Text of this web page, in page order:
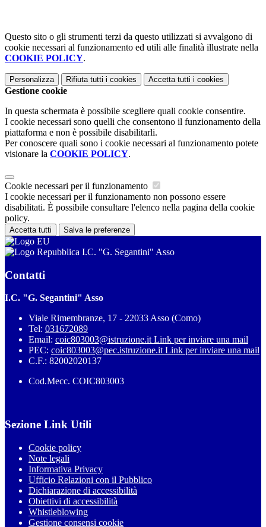
Questo sito o gli strumenti terzi da questo utilizzati si avvalgono di
cookie necessari al funzionamento ed utili alle finalità illustrate nella
COOKIE POLICY.
Personalizza Rifiuta tutti i cookies Accetta tutti i cookies
Gestione cookie
In questa schermata è possibile scegliere quali cookie consentire.
I cookie necessari sono quelli che consentono il funzionamento della
piattaforma e non è possibile disabilitarli.
Per conoscere quali sono i cookie necessari al funzionamento potete
visionare la COOKIE POLICY.
Cookie necessari per il funzionamento
I cookie necessari per il funzionamento non possono essere
disabilitati. È possibile consultare l'elenco nella pagina della cookie
policy.
Accetta tutti Salva le preferenze
I.C. "G. Segantini" Asso
Contatti
I.C. "G. Segantini" Asso
Viale Rimembranze, 17 - 22033 Asso (Como)
Tel: 031672089
Email: coic803003@istruzione.it Link per inviare una mail
PEC: coic803003@pec.istruzione.it Link per inviare una mail
C.F.: 82002020137
Cod.Mecc. COIC803003
Sezione Link Utili
Cookie policy
Note legali
Informativa Privacy
Ufficio Relazioni con il Pubblico
Dichiarazione di accessibilità
Obiettivi di accessibilità
Whistleblowing
Gestione consensi cookie